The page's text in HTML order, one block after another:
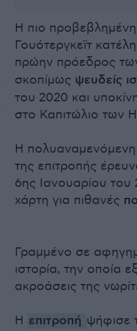
Η πιο
Γουότεργκεϊτ
πρώην πρόεδρος
σκοπίμως ψευδείς
του 2020 και
στο Καπιτώλιο των
Η
της επιτροπής
6ης Ιανουαρίου του
χάρτη για πιθανές
Γραμμένο σε
ιστορία, την οποία
ακροάσεις της
Η επιτροπή ψήφισε